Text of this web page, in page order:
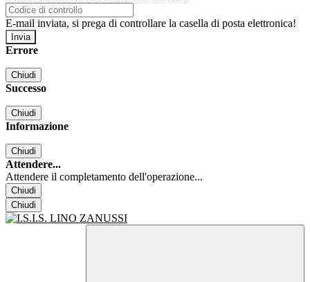
E-mail inviata, si prega di controllare la casella di posta elettronica!
Errore
Chiudi
Successo
Chiudi
Informazione
Chiudi
Attendere...
Attendere il completamento dell'operazione...
Chiudi
Chiudi